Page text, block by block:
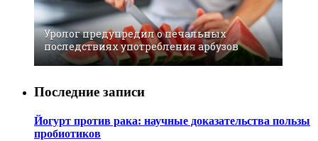
Уролог предупредил о печальных
последствиях употребления арбузов
Последние записи
Йогурт против рака: научные доказательства пользы
пробиотиков